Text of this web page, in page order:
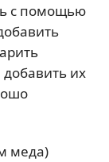
с помощью
добавить их
меда)